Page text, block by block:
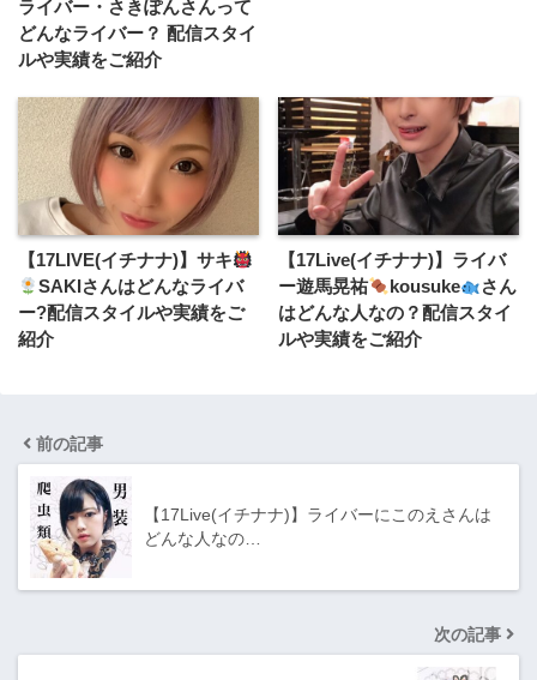
ライバー・さきぽんさんって
どんなライバー？ 配信スタイ
ルや実績をご紹介
【17LIVE(イチナナ)】サキ
SAKIさんはどんなライバ
ー?配信スタイルや実績をご
紹介
【17Live(イチナナ)】ライバ
ー遊馬晃祐
kousuke
さん
はどんな人なの？配信スタイ
ルや実績をご紹介
前の記事
【17Live(イチナナ)】ライバーにこのえさんは
どんな人なの…
次の記事